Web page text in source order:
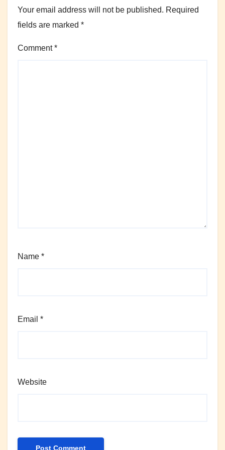
Your email address will not be published. Required
fields are marked *
Comment*
Name *
Email *
Website